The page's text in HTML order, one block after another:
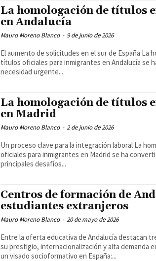
La homologación de títulos
en Andalucía
Mauro Moreno Blanco - 9 de junio de 2026
El aumento de solicitudes en el sur de España La
títulos oficiales para inmigrantes en Andalucía se
necesidad urgente...
La homologación de títulos
en Madrid
Mauro Moreno Blanco - 2 de junio de 2026
Un proceso clave para la integración laboral La
oficiales para inmigrantes en Madrid se ha
principales desafíos...
Centros de formación de
estudiantes extranjeros
Mauro Moreno Blanco - 20 de mayo de 2026
Entre la oferta educativa de Andalucía destacan
su prestigio, internacionalización y alta demanda
un visado socioformativo en España:...